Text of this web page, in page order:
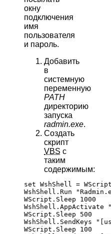
окну
подключения
имя
пользователя
и пароль.
Добавить
в
системную
переменную
PATH
директорию
запуска
radmin.exe.
Создать
скрипт
VBS с
таким
содержимым:
set WshShell =
WshShell.Run
WScript.Sleep 1000
WshShell.AppActivate
WScript.Sleep 500
WshShell.SendKeys
WScript.Sleep 100